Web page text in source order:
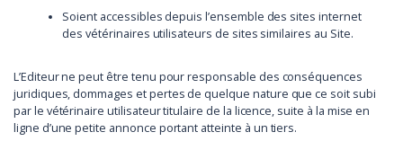
Soient accessibles depuis l’ensemble des sites internet
des vétérinaires utilisateurs de sites similaires au Site.
L’Editeur ne peut être tenu pour responsable des conséquences
juridiques, dommages et pertes de quelque nature que ce soit subi
par le vétérinaire utilisateur titulaire de la licence, suite à la mise en
ligne d’une petite annonce portant atteinte à un tiers.